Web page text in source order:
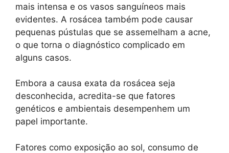
mais intensa e os vasos sanguíneos mais
evidentes. A rosácea também pode causar
pequenas pústulas que se assemelham a acne,
o que torna o diagnóstico complicado em
alguns casos.
Embora a causa exata da rosácea seja
desconhecida, acredita-se que fatores
genéticos e ambientais desempenhem um
papel importante.
Fatores como exposição ao sol, consumo de